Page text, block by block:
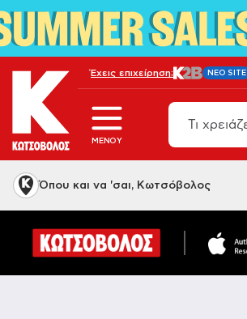
Έχεις επιχείρηση; NEO SITE
MENOY
Όπου και να 'σαι, Κωτσόβολος